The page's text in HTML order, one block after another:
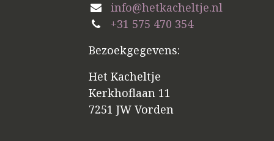
info@hetkacheltje.nl
+31 575 470 354
Bezoekgegevens:
Het Kacheltje
Kerkhoflaan 11
7251 JW Vorden